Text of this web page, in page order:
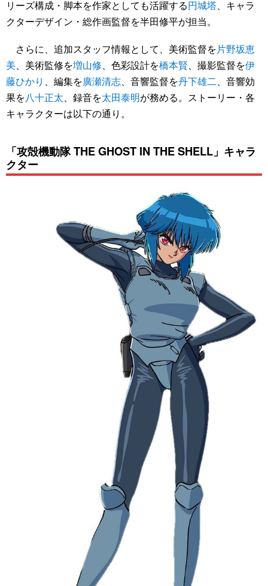
リーズ構成・脚本を作家としても活躍する円城塔、キャラ
クターデザイン・総作画監督を半田修平が担当。
さらに、追加スタッフ情報として、美術監督を片野坂恵
美、美術監修を増山修、色彩設計を橋本賢、撮影監督を伊
藤ひかり 、編集を廣瀬清志、音響監督を丹下雄二、音響効
果を八十正太、録音を太田泰明が務める。ストーリー・各
キャラクターは以下の通り。
「攻殻機動隊 THE GHOST IN THE SHELL」キャラ
クター